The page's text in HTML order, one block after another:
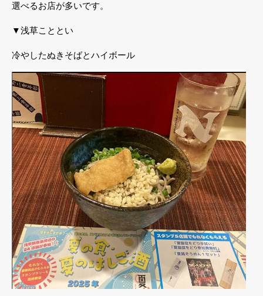
選べるお店が多いです。
▼浅草こととい
冷やしたぬきそばとハイボール